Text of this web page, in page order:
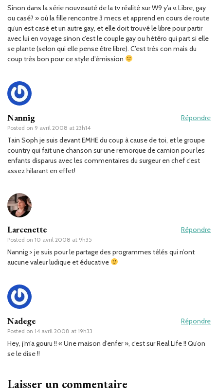
Sinon dans la série nouveauté de la tv réalité sur W9 y’a « Libre, gay
ou casé? » où la fille rencontre 3 mecs et apprend en cours de route
qu’un est casé et un autre gay, et elle doit trouvé le libre pour partir
avec lui en voyage sinon c’est le couple gay ou hétéro qui part si elle
se plante (selon qui elle pense être libre). C’est très con mais du
coup très bon pour ce style d’émission
Nannig
Posted on 9 avril 2008 at 23h14
Répondre
Tain Soph je suis devant EMHE du coup à cause de toi, et le groupe
country qui fait une chanson sur une remorque de camion pour les
enfants disparus avec les commentaires du surgeur en chef c’est
assez hilarant en effet!
Larcenette
Posted on 10 avril 2008 at 9h35
Répondre
Nannig > je suis pour le partage des programmes télés qui n’ont
aucune valeur ludique et éducative
Nadege
Posted on 14 avril 2008 at 19h33
Répondre
Hey, j’m’a gouru !! « Une maison d’enfer », c’est sur Real Life !! Qu’on
se le dise !!
Laisser un commentaire